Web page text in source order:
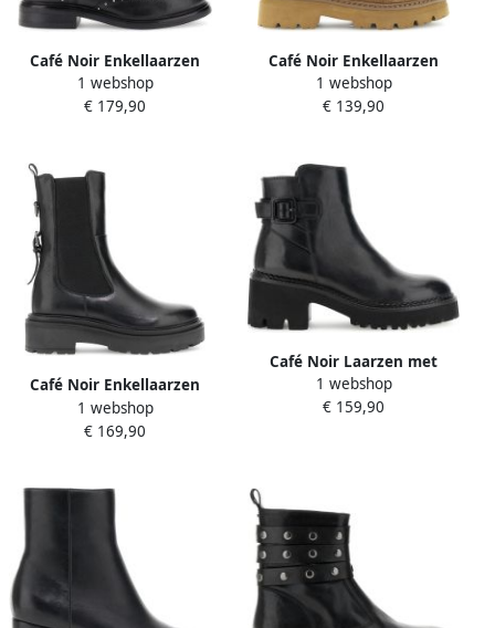
Café Noir Enkellaarzen
C1XR1712
1 webshop
€ 179,90
Café Noir Enkellaarzen
C1XH6300
1 webshop
€ 139,90
Café Noir Enkellaarzen
C1XM1031
1 webshop
€ 169,90
Café Noir Laarzen met
hakken C1XL1510
1 webshop
€ 159,90